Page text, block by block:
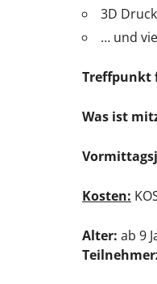
3D
… und
Treffpunkt
Was ist
Kosten:
Alter: ab 9